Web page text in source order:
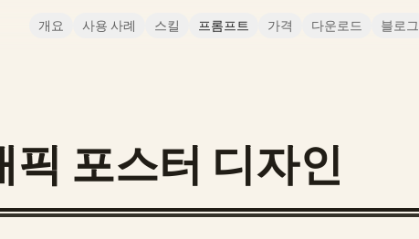
개요 사용 사례 스킬 프롬프트 가격 다운로드 블로그
포스터 디자인